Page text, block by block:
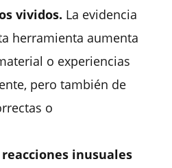
vividos. La evidencia
herramienta aumenta
o experiencias
pero también de
o
inusuales